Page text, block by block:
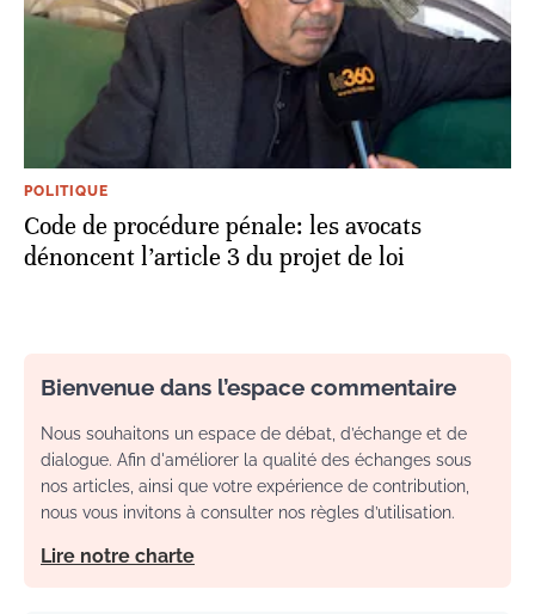
POLITIQUE
Code de procédure pénale: les avocats
dénoncent l’article 3 du projet de loi
Bienvenue dans l’espace commentaire
Nous souhaitons un espace de débat, d’échange et de
dialogue. Afin d'améliorer la qualité des échanges sous
nos articles, ainsi que votre expérience de contribution,
nous vous invitons à consulter nos règles d’utilisation.
Lire notre charte